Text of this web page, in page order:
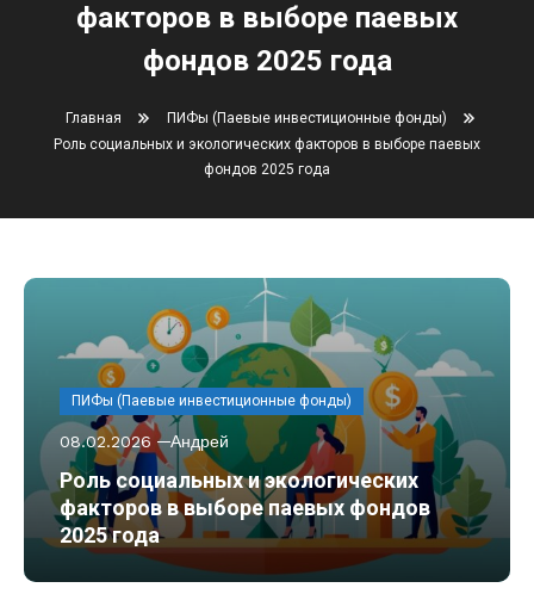
факторов в выборе паевых
фондов 2025 года
Главная
ПИФы (Паевые инвестиционные фонды)
Роль социальных и экологических факторов в выборе паевых
фондов 2025 года
ПИФы (Паевые инвестиционные фонды)
08.02.2026 Андрей
Роль социальных и экологических
факторов в выборе паевых фондов
2025 года